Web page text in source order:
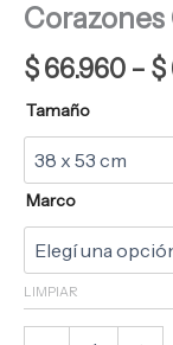
$66.960 – $
Tamaño
Marco
LIMPIAR